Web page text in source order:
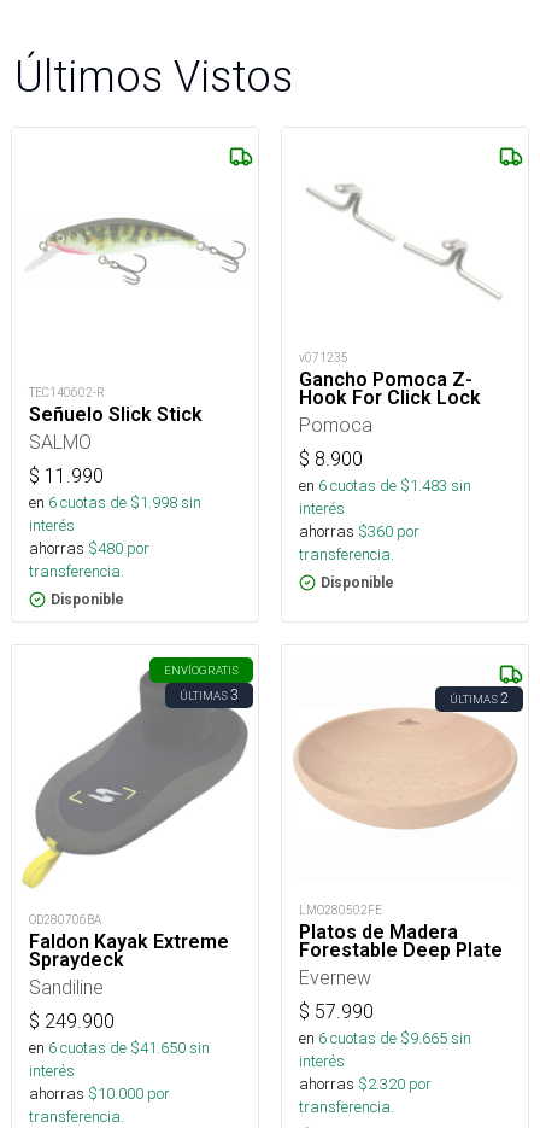
Últimos Vistos
TEC140602-R
Señuelo Slick Stick
SALMO
$ 11.990
en 6cuotas de $1.998sin
interés
ahorras $480 por
transferencia.
Disponible
v071235
Gancho Pomoca Z-
Hook For Click Lock
Pomoca
$ 8.900
en 6cuotas de $1.483 sin
interés
ahorras $360 por
transferencia.
Disponible
ENVÍOGRATIS
ÚLTIMAS3
OD280706BA
Faldon Kayak Extreme
Spraydeck
Sandiline
$ 249.900
en 6cuotas de $41.650sin
interés
ahorras $10.000 por
transferencia.
ÚLTIMAS2
LMO280502FE
Platos de Madera
Forestable Deep Plate
Evernew
$ 57.990
en 6cuotas de $9.665sin
interés
ahorras $2.320 por
transferencia.